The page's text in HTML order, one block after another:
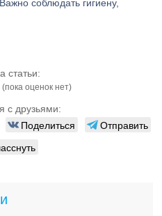
соблюдать гигиену,
статьи:
(пока оценок нет)
с друзьями:
Поделиться
Отправить